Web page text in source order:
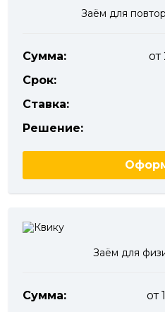
Заём для
Сумма:
Срок:
Ставка:
Решение:
Заём для
Сумма:
от